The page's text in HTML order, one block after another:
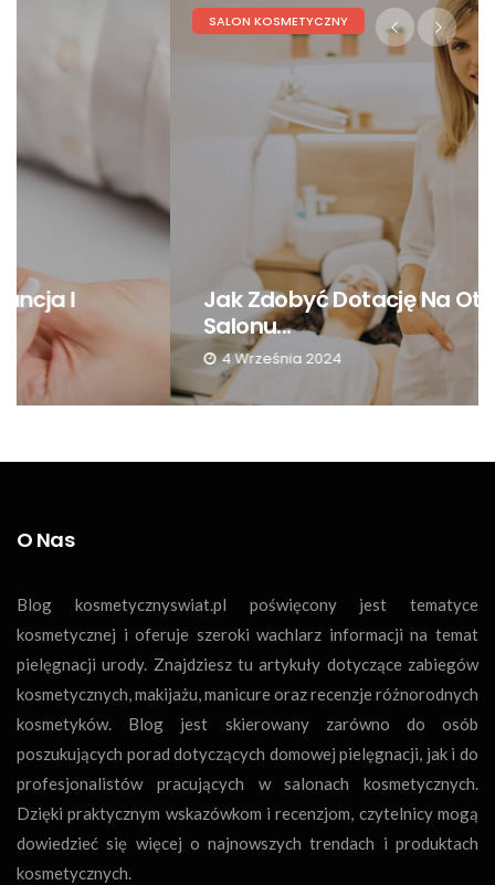
Jak Zdobyć Dotację Na Otwarcie
Salonu...
4 Września 2024
O Nas
Blog kosmetycznyswiat.pl poświęcony jest tematyce
kosmetycznej i oferuje szeroki wachlarz informacji na temat
pielęgnacji urody. Znajdziesz tu artykuły dotyczące zabiegów
kosmetycznych, makijażu, manicure oraz recenzje różnorodnych
kosmetyków. Blog jest skierowany zarówno do osób
poszukujących porad dotyczących domowej pielęgnacji, jak i do
profesjonalistów pracujących w salonach kosmetycznych.
Dzięki praktycznym wskazówkom i recenzjom, czytelnicy mogą
dowiedzieć się więcej o najnowszych trendach i produktach
kosmetycznych.